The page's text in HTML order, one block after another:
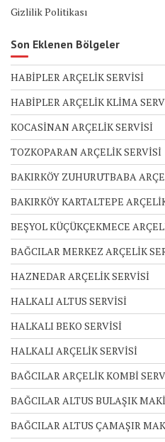
Gizlilik Politikası
Son Eklenen Bölgeler
HABİPLER ARÇELİK SERVİSİ
HABİPLER ARÇELİK KLİMA
KOCASİNAN ARÇELİK SERVİSİ
TOZKOPARAN ARÇELİK SERVİSİ
BAKIRKÖY ZUHURUTBABA
BAKIRKÖY KARTALTEPE
BEŞYOL KÜÇÜKÇEKMECE
BAĞCILAR MERKEZ ARÇELİK
HAZNEDAR ARÇELİK SERVİSİ
HALKALI ALTUS SERVİSİ
HALKALI BEKO SERVİSİ
HALKALI ARÇELİK SERVİSİ
BAĞCILAR ARÇELİK KOMBİ
BAĞCILAR ALTUS BULAŞIK
BAĞCILAR ALTUS ÇAMAŞIR